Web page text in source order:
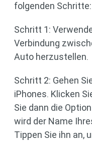
folgenden Schritte:
Schritt 1:
Verbindung
Auto herzustellen.
Schritt 2: Gehen
iPhones. Klicken
Sie dann die Option
wird der Name
Tippen Sie ihn an,